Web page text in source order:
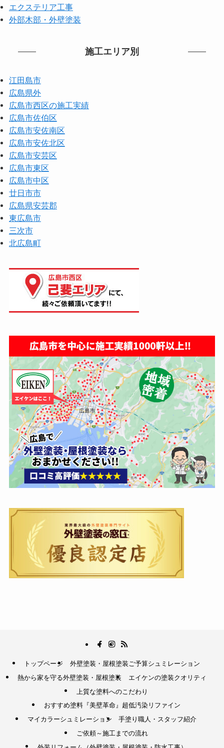
エクステリア工事
外部木部・外壁塗装
施工エリア別
江田島市
広島県外
広島市西区の施工実績
広島市佐伯区
広島市安佐南区
広島市安佐北区
広島市安芸区
広島市東区
広島市中区
廿日市市
広島県安芸郡
東広島市
三次市
北広島町
トップページ
外壁塗装・屋根塗装ご予算シュミレーション
熱から家を守る外壁塗装・屋根塗装
エイケンの塗装クオリティ
上質な塗料へのこだわり
おすすめ塗料『美壁革命』超低汚染リファイン
マイカラーシュミレーション
手塗り職人・スタッフ紹介
ご依頼～施工までの流れ